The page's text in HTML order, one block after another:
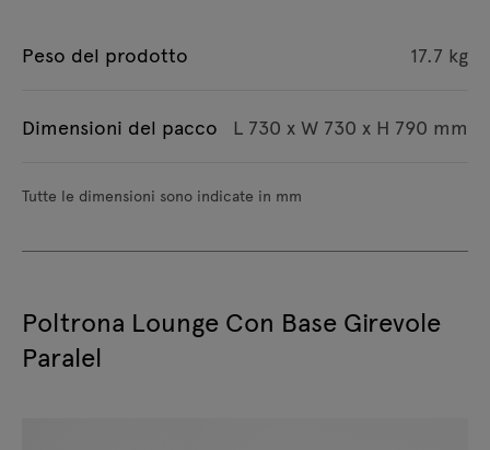
Peso del prodotto 17.7 kg
Dimensioni del pacco L 730 x W 730 x H 790 mm
Tutte le dimensioni sono indicate in mm
Poltrona Lounge Con Base Girevole
Paralel